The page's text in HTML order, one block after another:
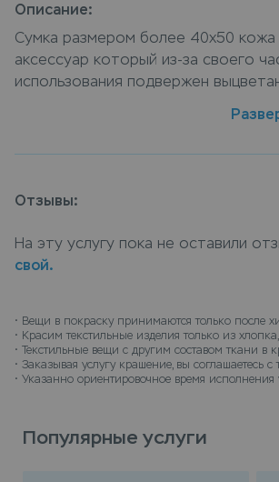
Описание:
Сумка размером более 40х50 кожа
аксессуар который из-за своего
использования подвержен
крашение сумки, рюкзак или
окрашивания, учитывая все
40х50 кожа или замша в химчистку
окрашивания можно в пунктах
доставкой на дом, курьер заберет
доставит их на дом когда все
Отзывы:
На эту услугу пока не оставили
свой.
• Вещи в покраску принимаются только после
• Красим текстильные изделия только из
• Текстильные вещи с другим составом ткани в
• Заказывая услугу крашение, вы соглашаетесь
• Указанно ориентировочное время исполнения
Популярные услуги